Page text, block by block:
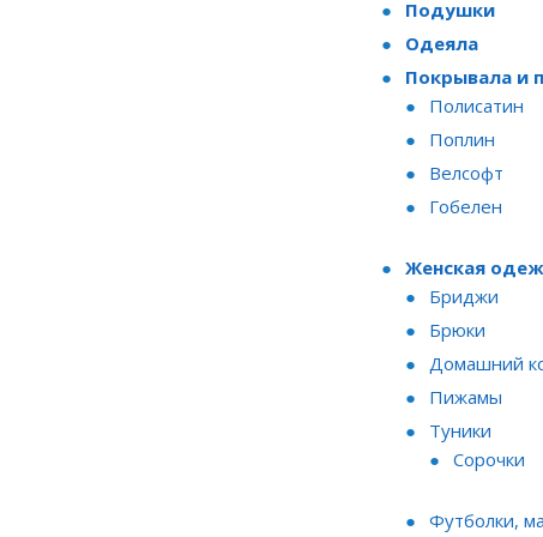
Подушки
Одеяла
Покрывала и
Полисатин
Поплин
Велсофт
Гобелен
Женская
Бриджи
Брюки
Домашний
Пижамы
Туники
Сорочки
Футболки,